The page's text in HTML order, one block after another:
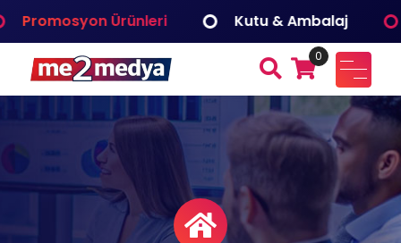
geçWeb Tasarım Araç Giydirme
me2medya
Fuar ve Organizasyon, Reklam Tanıtım, Dijital Çözümler
Medya Bilişim
0